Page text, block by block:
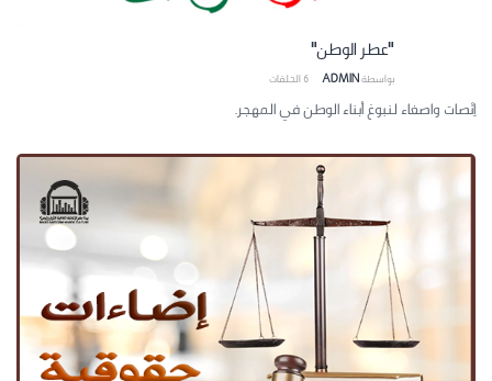
"عطر الوطن"
بواسطةADMIN
6الحلقات
اِنْصات واصغاء لنبوغ أبناء الوطن في المهجر.